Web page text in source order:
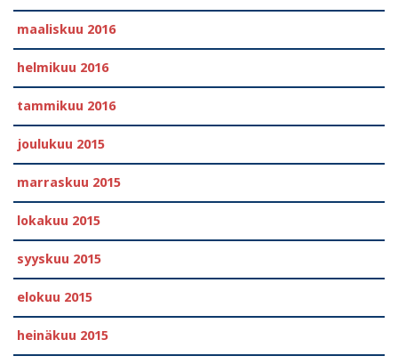
maaliskuu 2016
helmikuu 2016
tammikuu 2016
joulukuu 2015
marraskuu 2015
lokakuu 2015
syyskuu 2015
elokuu 2015
heinäkuu 2015